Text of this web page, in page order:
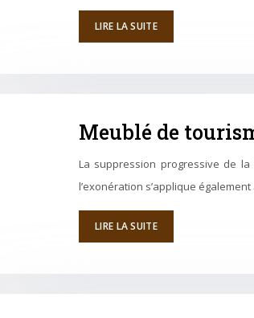
LIRE LA SUITE
Meublé de
La suppression progressive de
l’exonération s’applique
LIRE LA SUITE